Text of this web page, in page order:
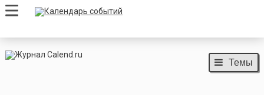
Темы